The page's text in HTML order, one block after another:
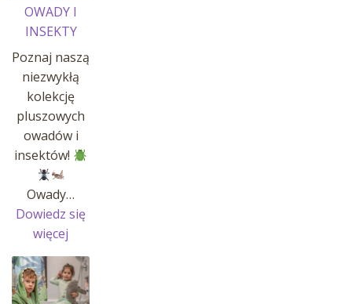
OWADY I
INSEKTY
Poznaj naszą
niezwykłą
kolekcję
pluszowych
owadów i
insektów!
Owady…
Dowiedz się
więcej
OWADY
I
INSEKTY